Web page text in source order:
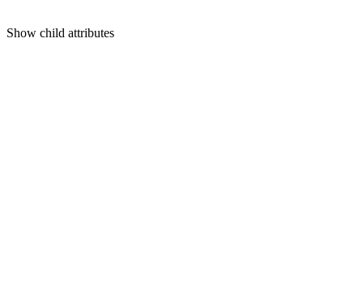
Show child attributes